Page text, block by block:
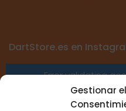
Gestionar el
DartStore.es en
Error validating
Sessions for the
because the user